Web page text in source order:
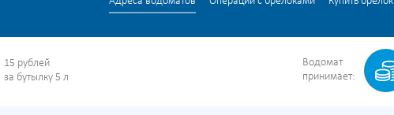
15 рублей
за бутылку 5 л
Водомат
принимает: